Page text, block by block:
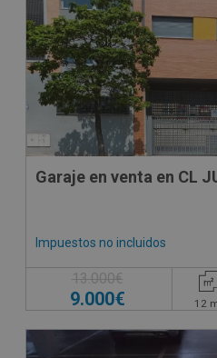
VPO
Garaje en venta en CL
Impuestos no incluidos
13.000€
9.000€ 12